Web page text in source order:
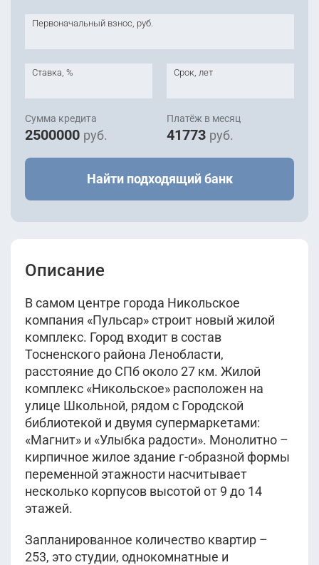
Первоначальный взнос, руб.
Ставка, % Срок, лет
Сумма кредита
2500000 руб.
Платёж в месяц
41773 руб.
Найти подходящий банк
Описание
В самом центре города Никольское
компания «Пульсар» строит новый жилой
комплекс. Город входит в состав
Тосненского района Ленобласти,
расстояние до СПб около 27 км. Жилой
комплекс «Никольское» расположен на
улице Школьной, рядом с Городской
библиотекой и двумя супермаркетами:
«Магнит» и «Улыбка радости». Монолитно –
кирпичное жилое здание г-образной формы
переменной этажности насчитывает
несколько корпусов высотой от 9 до 14
этажей.
Запланированное количество квартир –
253, это студии, однокомнатные и